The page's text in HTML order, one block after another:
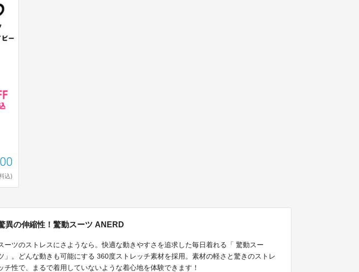
込)
異の伸縮性！驚動スーツ ANERD
ーツのストレスにさようなら。快適な動きやすさを追求した毎日着れる「 驚動スー
」。どんな動きも可能にする 360度ストレッチ素材を採用。素材の軽さと驚きのストレ
チ性で、まるで着用していないような着心地を体験できます！